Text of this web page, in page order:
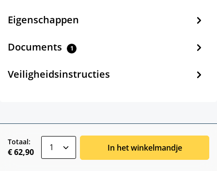
Eigenschappen
Documents 1
Veiligheidsinstructies
Totaal:
€ 62,90 In het winkelmandje